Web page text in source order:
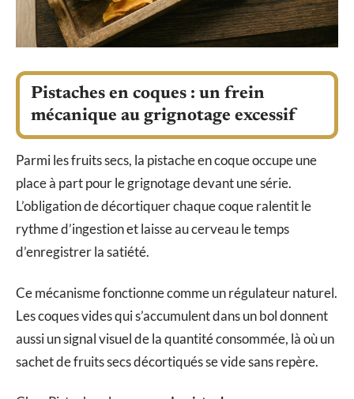
Pistaches en coques : un frein
mécanique au grignotage excessif
Parmi les fruits secs, la pistache en coque occupe une
place à part pour le grignotage devant une série.
L’obligation de décortiquer chaque coque ralentit le
rythme d’ingestion et laisse au cerveau le temps
d’enregistrer la satiété.
Ce mécanisme fonctionne comme un régulateur naturel.
Les coques vides qui s’accumulent dans un bol donnent
aussi un signal visuel de la quantité consommée, là où un
sachet de fruits secs décortiqués se vide sans repère.